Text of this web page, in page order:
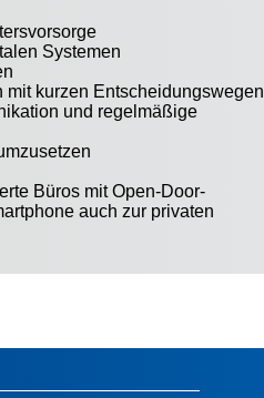
Systemen
kurzen Entscheidungswegen
und regelmäßige
Büros mit Open-Door-
auch zur privaten